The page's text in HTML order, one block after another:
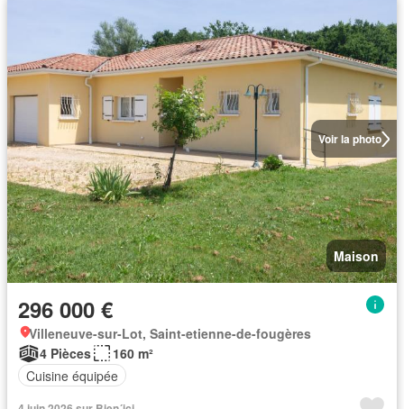
Voir la photo
Maison
296 000 €
Villeneuve-sur-Lot, Saint-etienne-de-fougères
4 Pièces
160 m²
Cuisine équipée